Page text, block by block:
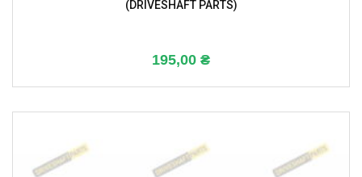
(DRIVESHAFT PARTS)
195,00 ₴